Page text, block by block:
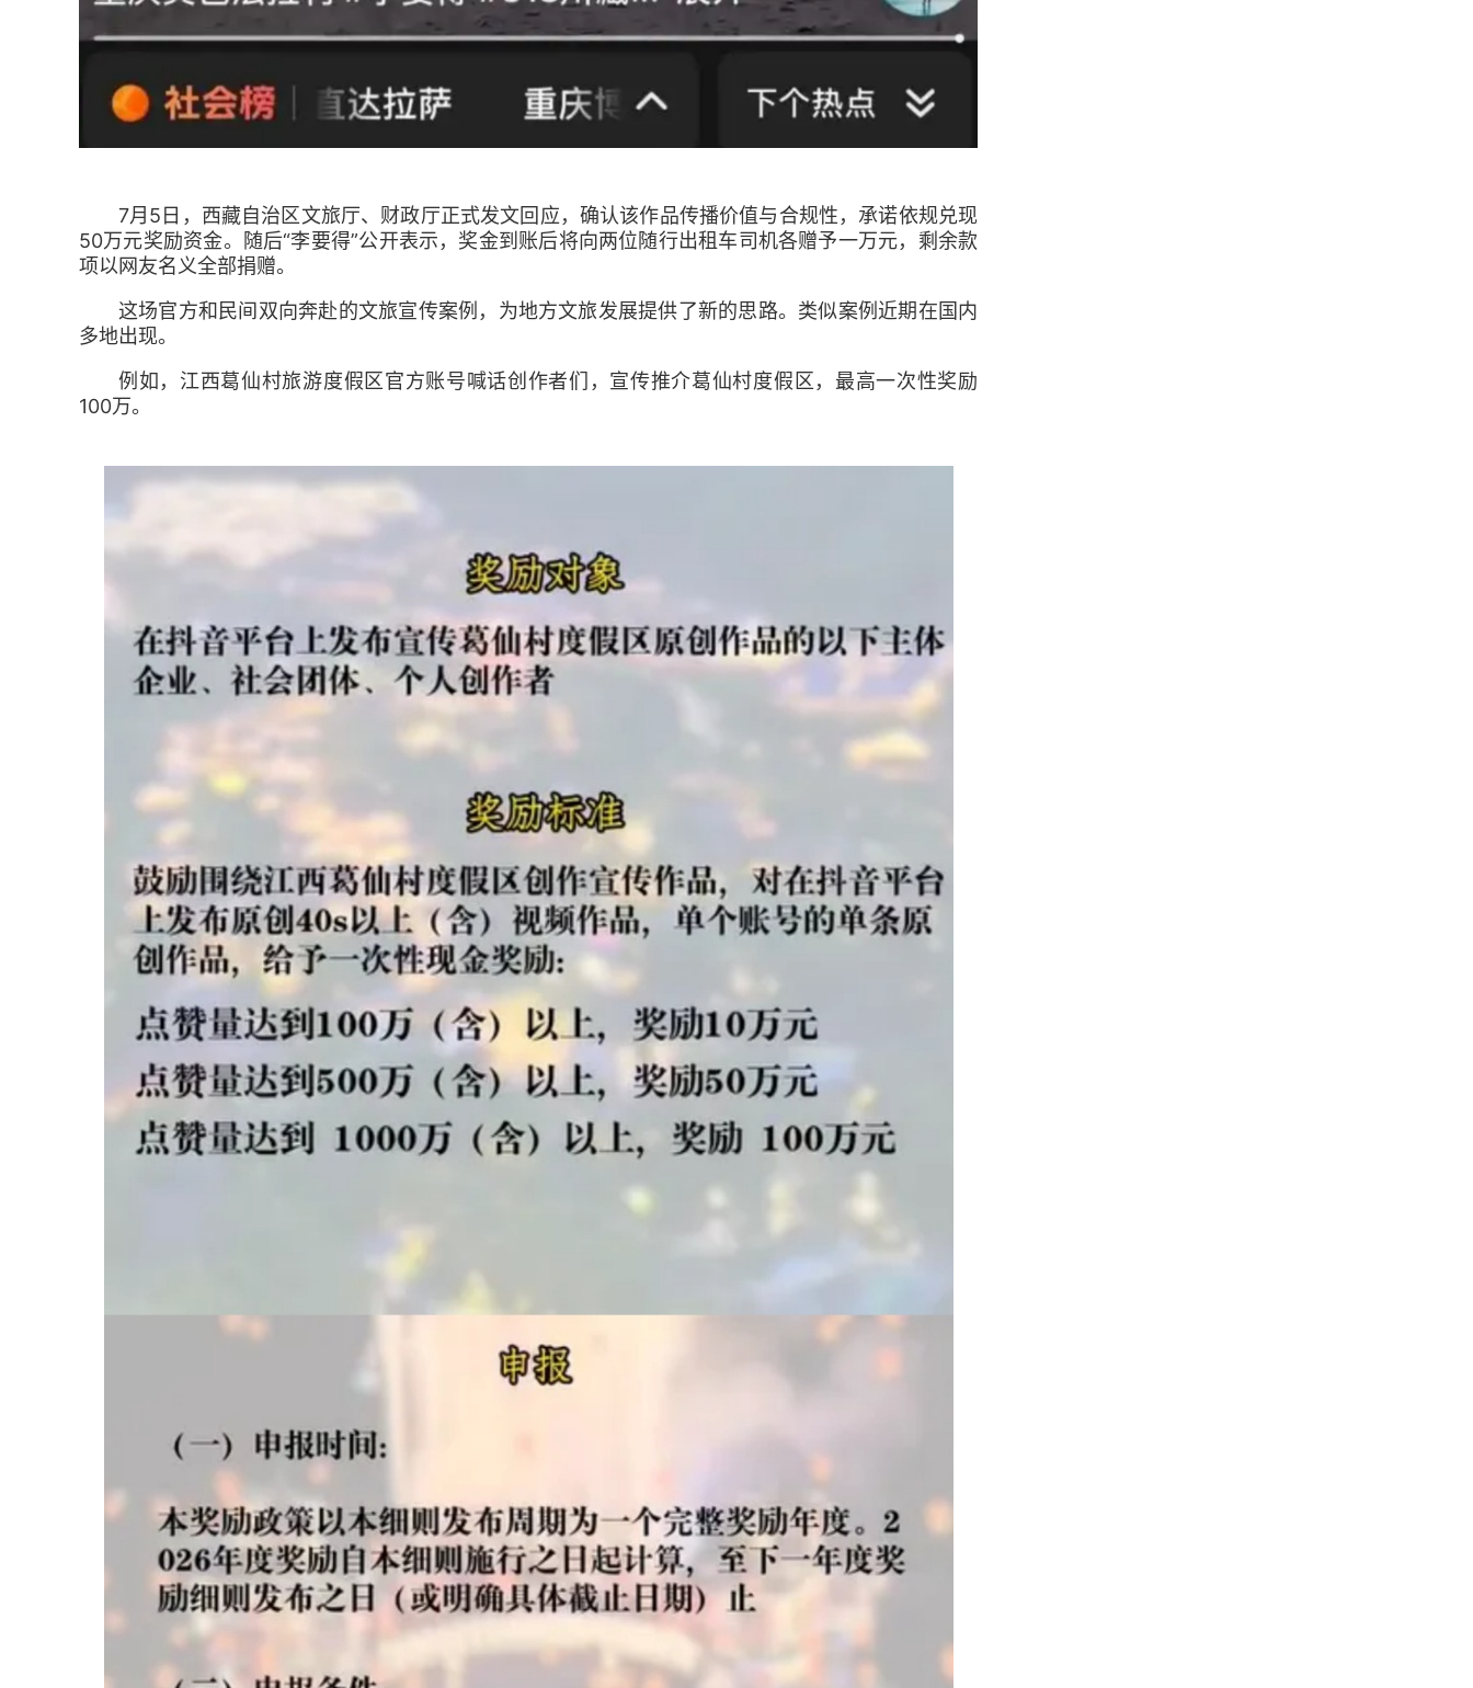
7月5日，西藏自治区文旅厅、财政厅正式发文回应，确认该作品传播价值与合规性，承诺依规兑现
50万元奖励资金。随后“李要得”公开表示，奖金到账后将向两位随行出租车司机各赠予一万元，剩余款
项以网友名义全部捐赠。
这场官方和民间双向奔赴的文旅宣传案例，为地方文旅发展提供了新的思路。类似案例近期在国内
多地出现。
例如，江西葛仙村旅游度假区官方账号喊话创作者们，宣传推介葛仙村度假区，最高一次性奖励
100万。